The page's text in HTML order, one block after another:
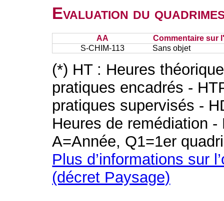
Evaluation du
AA
Commentaire sur
S-CHIM-113
Sans objet
(*) HT : Heures
pratiques encadrés -
pratiques supervisés -
Heures de remédiation
A=Année, Q1=1er
Plus d’informations sur
(décret Paysage)